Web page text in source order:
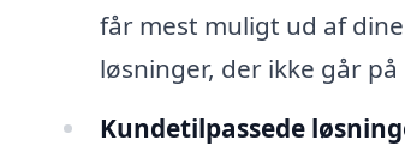
får mest muligt ud af
løsninger, der ikke går
Kundetilpassede